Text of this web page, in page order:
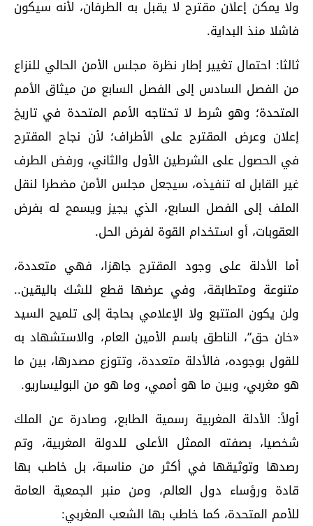
ولا يمكن إعلان مقترح لا يقبل به الطرفان، لأنه سيكون
فاشلا منذ البداية.
ثالثا: احتمال تغيير إطار نظرة مجلس الأمن الحالي للنزاع
من الفصل السادس إلى الفصل السابع من ميثاق الأمم
المتحدة؛ وهو شرط لا تحتاجه الأمم المتحدة في تاريخ
إعلان وعرض المقترح على الأطراف؛ لأن نجاح المقترح
في الحصول على الشرطين الأول والثاني، ورفض الطرف
غير القابل له تنفيذه، سيجعل مجلس الأمن مضطرا لنقل
الملف إلى الفصل السابع، الذي يجيز ويسمح له بفرض
العقوبات، أو استخدام القوة لفرض الحل.
أما الأدلة على وجود المقترح جاهزا، فهي متعددة،
متنوعة ومتطابقة، وفي عرضها قطع للشك باليقين..
ولن يكون المتتبع ولا الإعلامي بحاجة إلى تلميح السيد
«خان حق”، الناطق باسم الأمين العام، والاستشهاد به
للقول بوجوده، فالأدلة متعددة، وتتوزع مصدرها، بين ما
هو مغربي، وبين ما هو أممي، وما هو من البوليساريو.
أولاً: الأدلة المغربية رسمية الطابع، وصادرة عن الملك
شخصيا، بصفته الممثل الأعلى للدولة المغربية، وتم
رصدها وتوثيقها في أكثر من مناسبة، بل خاطب بها
قادة ورؤساء دول العالم، ومن منبر الجمعية العامة
للأمم المتحدة، كما خاطب بها الشعب المغربي: